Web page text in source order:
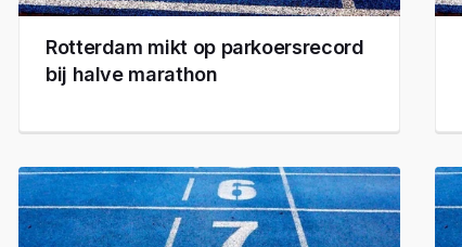
Rotterdam mikt op parkoersrecord
bij halve marathon